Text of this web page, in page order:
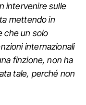
intervenire sulle
mettendo in
che un solo
internazionali
finzione, non ha
tale, perché non